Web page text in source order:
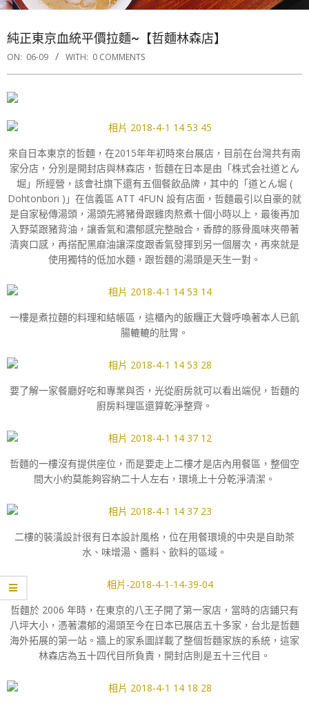
純正東京血統平價拉麵~【哲麵林森店】
ON: 06-09 WITH: 0 COMMENTS
來自日本東京的哲麵，在2015年年初時來台展店，目前在台灣共有兩
家分店，分別是開封店與林森店，哲麵在日本是由「株式会社道とん
堀」所經營，該會社旗下還有五個餐飲品牌，其中的「道とん堀 (
Dohtonbori )」在信義區 ATT 4FUN 設有店面，哲麵最引以自豪的就
是自家秘傳湯頭，湯頭先將豬骨跟雞肉熬煮十個小時以上，最後再加
入野菜跟豬背油，讓香氣和濃郁感完整融合，香醇的豚骨風味夾帶著
清爽口感，再搭配黑麻油讓深度跟香氣發揮到另一個層次，再來就是
使用獨特的低加水麵，跟哲麵的湯頭是天生一對。
一樓是煮拉麵的料理和結帳區，這櫃內的飯糰正大聲呼喚著本人已飢
腸轆轆的肚胃。
要了解一家餐廳好吃和專業與否，光從廚房就可以看出端倪，哲麵的
廚房料理區還算乾淨整齊。
哲麵的一樓沒有提供座位，而是要走上二樓才是店內用餐區，整個空
間大小約莫能夠容納二十人左右，環境上十分乾淨清潔。
二樓的裝潢設計很有日本設計風格，位在用餐環境的中央是自助茶
水、味增湯、醬料、飲料的區域。
哲麵於 2006 年時，在東京的八王子開了第一家店，當時的店鋪只有
八坪大小，憑著濃郁的湯頭至今在日本已展店五十多家，台北是哲麵
海外拓展的第一站。牆上的家系圖詳載了整個哲麵家族的系統，這家
林森店為五十四代目所負責，開封店則是五十三代目。